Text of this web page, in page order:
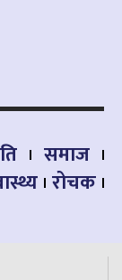
समाज
रोचक